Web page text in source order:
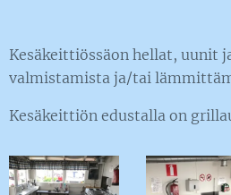
Kesäkeittiössäon hellat, uunit
valmistamista ja/tai
Kesäkeittiön edustalla on